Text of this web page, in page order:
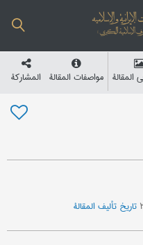
المقالة مواصفات المقالة المشارکة
تاریخ تألیف المقالة